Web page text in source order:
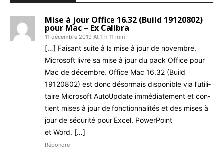
Mise à jour Office 16.32 (Build 19120802)
pour Mac – Ex Calibra
11 décembre 2019 At 1 h 11 min
[…] Faisant suite à la mise à jour de novem­bre,
Microsoft livre sa mise à jour du pack Office pour
Mac de décem­bre. Office Mac 16.32 (Build
19120802) est donc désor­mais disponible via l’u­til­i­
taire Microsoft AutoUp­date immé­di­ate­ment et con­
tient mis­es à jour de fonc­tion­nal­ités et des mis­es à
jour de sécu­rité pour Excel, Pow­er­Point
et Word. […]
Répondre